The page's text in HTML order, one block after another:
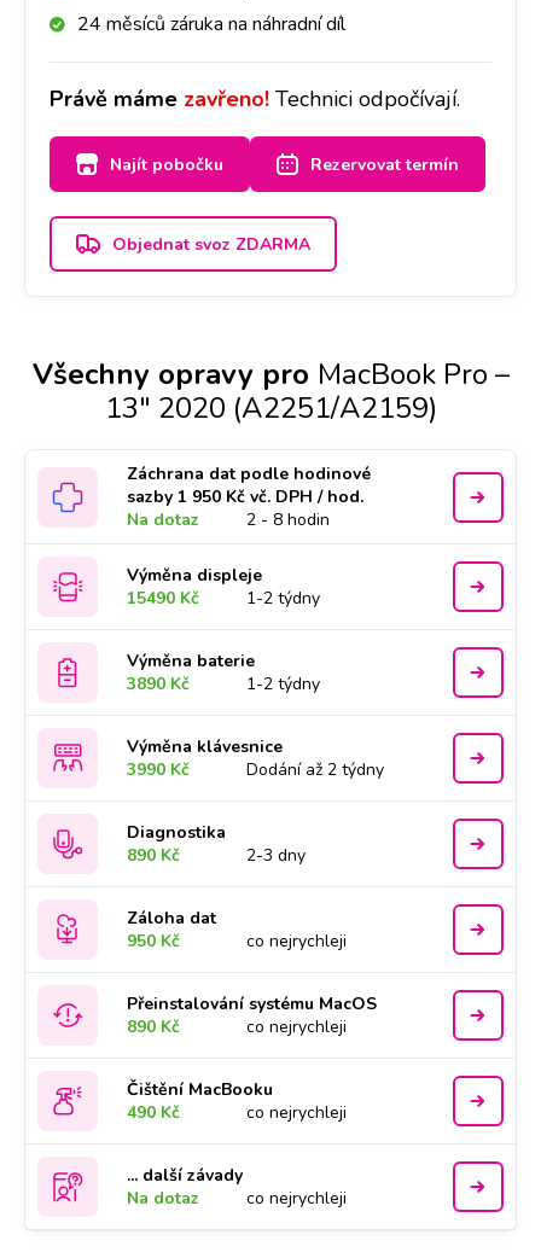
24 měsíců záruka na náhradní díl
Právě máme zavřeno! Technici odpočívají.
Najít pobočku Rezervovat termín
Objednat svoz ZDARMA
Všechny opravy pro MacBook Pro –
13" 2020 (A2251/A2159)
Záchrana dat podle hodinové
sazby 1 950 Kč vč. DPH / hod.
Na dotaz
2 - 8 hodin
Výměna displeje
15490 Kč
1-2 týdny
Výměna baterie
3890 Kč
1-2 týdny
Výměna klávesnice
3990 Kč
Dodání až 2 týdny
Diagnostika
890 Kč
2-3 dny
Záloha dat
950 Kč
co nejrychleji
Přeinstalování systému MacOS
890 Kč
co nejrychleji
Čištění MacBooku
490 Kč
co nejrychleji
... další závady
Na dotaz
co nejrychleji